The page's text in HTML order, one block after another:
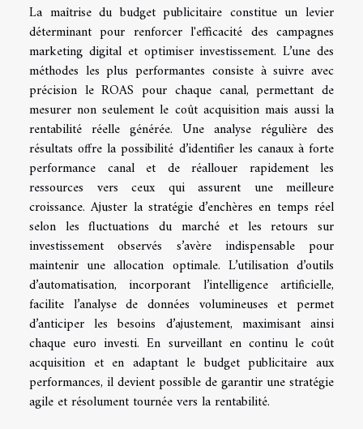
La maîtrise du budget publicitaire constitue un levier
déterminant pour renforcer l'efficacité des campagnes
marketing digital et optimiser investissement. L’une des
méthodes les plus performantes consiste à suivre avec
précision le ROAS pour chaque canal, permettant de
mesurer non seulement le coût acquisition mais aussi la
rentabilité réelle générée. Une analyse régulière des
résultats offre la possibilité d’identifier les canaux à forte
performance canal et de réallouer rapidement les
ressources vers ceux qui assurent une meilleure
croissance. Ajuster la stratégie d’enchères en temps réel
selon les fluctuations du marché et les retours sur
investissement observés s’avère indispensable pour
maintenir une allocation optimale. L’utilisation d’outils
d’automatisation, incorporant l’intelligence artificielle,
facilite l’analyse de données volumineuses et permet
d’anticiper les besoins d’ajustement, maximisant ainsi
chaque euro investi. En surveillant en continu le coût
acquisition et en adaptant le budget publicitaire aux
performances, il devient possible de garantir une stratégie
agile et résolument tournée vers la rentabilité.